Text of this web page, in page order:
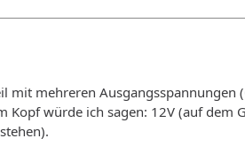
mit mehreren
Kopf würde ich sagen: 12V (auf